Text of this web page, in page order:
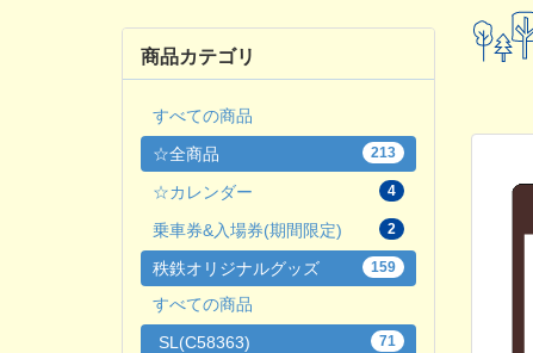
商品カテゴリ
すべての商品
☆全商品
213
☆カレンダー 4
乗車券&入場券(期間限定) 2
秩鉄オリジナルグッズ 159
すべての商品
SL(C58363)
71